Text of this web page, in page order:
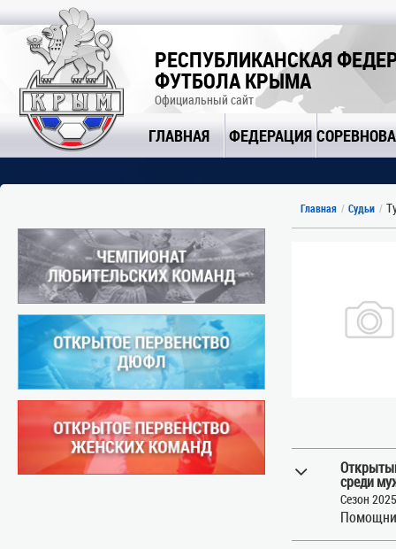
РЕСПУБЛИКАНСКАЯ
ФУТБОЛА КРЫМА
Официальный сайт
ГЛАВНАЯ ФЕДЕРАЦИЯ
Главная Судьи
среди
Сезон